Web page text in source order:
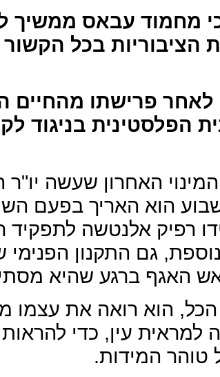
מחמוד עבאס ממשיך
הציבוריות בכל הקשור
לאחר פרישתו מהחיים
הפלסטינית בניגוד
האחרון שעשה
הוא האריך בפעם
רפיק אלנטשה
גם התקנון הפנימי
האגף ברגע שהיא
הוא רואה את עצמו
עין, כדי להראות
טוהר המידות.